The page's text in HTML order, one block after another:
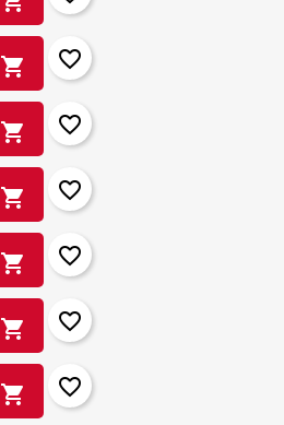
shopping_cart favorite_border
shopping_cart favorite_border
shopping_cart favorite_border
shopping_cart favorite_border
shopping_cart favorite_border
shopping_cart favorite_border